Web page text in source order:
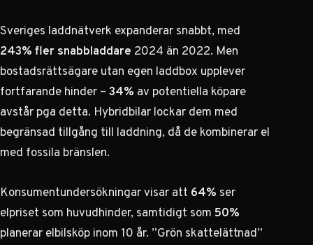
Sveriges laddnätverk expanderar snabbt, med
243% fler snabbladdare 2024 än 2022. Men
bostadsrättsägare utan egen laddbox upplever
fortfarande hinder –34% av potentiella köpare
avstår pga detta. Hybridbilar lockar dem med
begränsad tillgång till laddning, då de kombinerar el
med fossila bränslen.
Konsumentundersökningar visaratt 64% ser
elpriset som huvudhinder, samtidigt som 50%
planerar elbilsköp inom 10 år. ”Grön skattelättnad”